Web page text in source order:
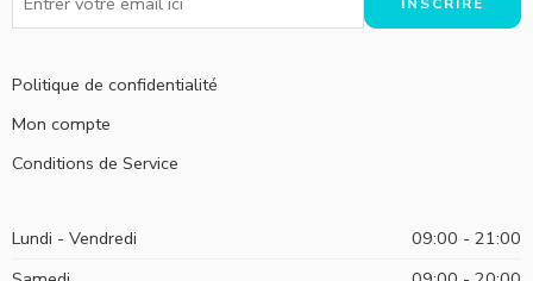
Politique de confidentialité
Mon compte
Conditions de Service
Lundi - Vendredi
09:00 - 21:00